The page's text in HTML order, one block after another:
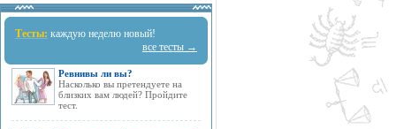
Тесты: каждую неделю новый!
все тесты →
Ревнивы ли вы?
Насколько вы претендуете на
близких вам людей? Пройдите
тест.